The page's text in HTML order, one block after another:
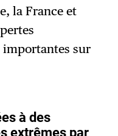
la France et
importantes sur